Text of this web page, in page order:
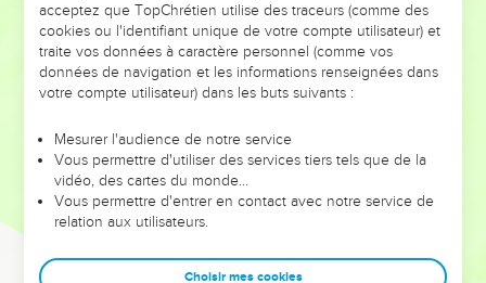
DE L’ANNÉE !
ET SI LEURS ERREURS POUVAIENT VOUS ÉVITER LES
VOTRES ?
leur foi ou leur vision. Mais on voit moins les doutes, les erreurs
et les saisons difficiles qu'ils ont traversés, alors même que ce
sont elles qui les ont façonnés.
Dans cette conférence, leaders, entrepreneurs, et responsables
clés pour avancer avec plus de sagesse afin que leurs erreurs
acceptez que TopChrétien utilise des traceurs (comme des
cookies ou l'identifiant unique de votre compte utilisateur) et
traite vos données à caractère personnel (comme vos
données de navigation et les informations renseignées dans
votre compte utilisateur) dans les buts suivants :
Mesurer l'audience de notre service
Vous permettre d'utiliser des services tiers tels que de la
vidéo, des cartes du monde…
Vous permettre d'entrer en contact avec notre service de
relation aux utilisateurs.
Choisir mes cookies